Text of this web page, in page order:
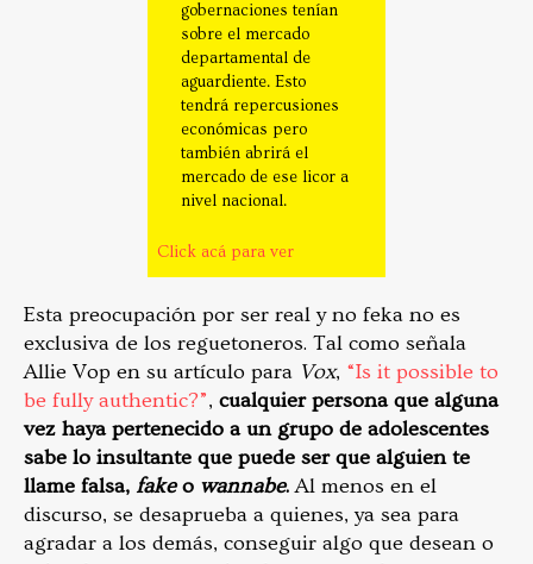
gobernaciones tenían
sobre el mercado
departamental de
aguardiente. Esto
tendrá repercusiones
económicas pero
también abrirá el
mercado de ese licor a
nivel nacional.
Click acá para ver
Esta preocupación por ser real y no feka no es
exclusiva de los reguetoneros. Tal como señala
Allie Vop en su artículo para Vox, “Is it possible to
be fully authentic?”, cualquier persona que alguna
vez haya pertenecido a un grupo de adolescentes
sabe lo insultante que puede ser que alguien te
llame falsa, fakeo wannabe.Al menos en el
discurso, se desaprueba a quienes, ya sea para
agradar a los demás, conseguir algo que desean o